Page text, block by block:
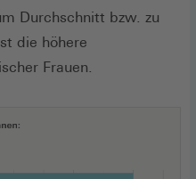
Durchschnitt bzw. zu
die höhere
Frauen.